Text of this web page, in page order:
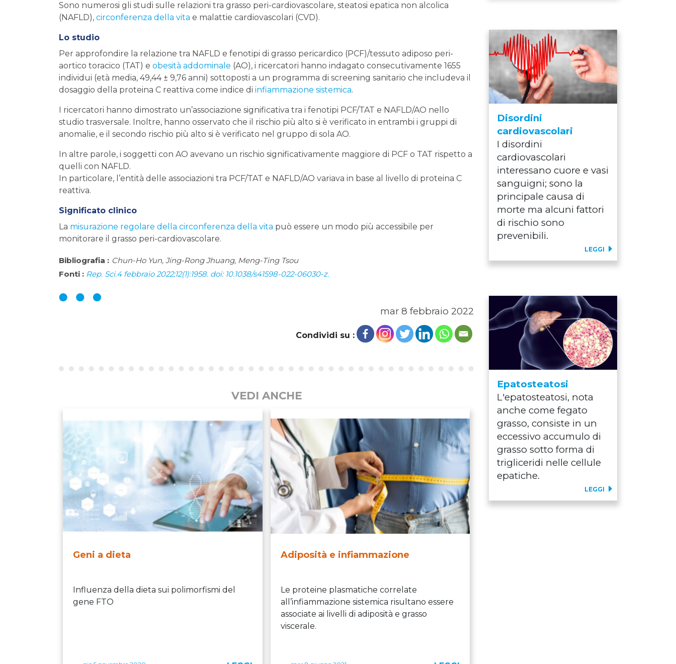
Sono numerosi gli studi sulle relazioni tra grasso peri-cardiovascolare, steatosi epatica non alcolica
(NAFLD), circonferenza della vita e malattie cardiovascolari (CVD).
Lo studio
Per approfondire la relazione tra NAFLD e fenotipi di grasso pericardico (PCF)/tessuto adiposo peri-
aortico toracico (TAT) e obesità addominale (AO), i ricercatori hanno indagato consecutivamente 1655
individui (età media, 49,44 ± 9,76 anni) sottoposti a un programma di screening sanitario che includeva il
dosaggio della proteina C reattiva come indice di infiammazione sistemica.
I ricercatori hanno dimostrato un’associazione significativa tra i fenotipi PCF/TAT e NAFLD/AO nello
studio trasversale. Inoltre, hanno osservato che il rischio più alto si è verificato in entrambi i gruppi di
anomalie, e il secondo rischio più alto si è verificato nel gruppo di sola AO.
In altre parole, i soggetti con AO avevano un rischio significativamente maggiore di PCF o TAT rispetto a
quelli con NAFLD.
In particolare, l’entità delle associazioni tra PCF/TAT e NAFLD/AO variava in base al livello di proteina C
reattiva.
Significato clinico
La misurazione regolare della circonferenza della vita può essere un modo più accessibile per
monitorare il grasso peri-cardiovascolare.
Bibliografia : Chun-Ho Yun, Jing-Rong Jhuang, Meng-Ting Tsou
Fonti : Rep. Sci.4 febbraio 2022;12(1):1958. doi: 10.1038/s41598-022-06030-z.
mar 8 febbraio 2022
Condividi su :
VEDI ANCHE
Geni a dieta
Influenza della dieta sui polimorfismi del
gene FTO
Adiposità e infiammazione
Le proteine plasmatiche correlate
all’infiammazione sistemica risultano essere
associate ai livelli di adiposità e grasso
viscerale.
Disordini
cardiovascolari
I disordini
cardiovascolari
interessano cuore e vasi
sanguigni; sono la
principale causa di
morte ma alcuni fattori
di rischio sono
prevenibili.
LEGGI
Epatosteatosi
L'epatosteatosi, nota
anche come fegato
grasso, consiste in un
eccessivo accumulo di
grasso sotto forma di
trigliceridi nelle cellule
epatiche.
LEGGI